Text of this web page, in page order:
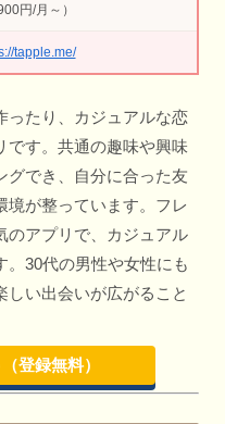
円/月～）
tapple.me/
ったり、カジュアルな恋
です。共通の趣味や興味
グでき、自分に合った友
境が整っています。フレ
のアプリで、カジュアル
。30代の男性や女性にも
しい出会いが広がること
登録無料）